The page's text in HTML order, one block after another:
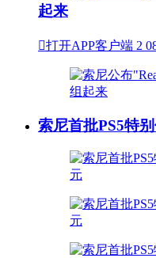
起来
打开APP客户端 2
索尼首批PS5特